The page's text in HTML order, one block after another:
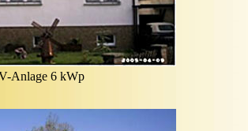
Anlage 6 kWp